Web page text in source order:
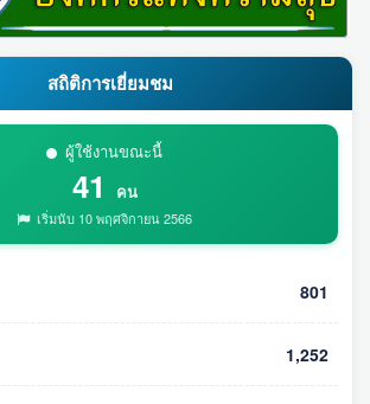
สถิติการเยี่ยมชม
ผู้ใช้งานขณะนี้
41 คน
เริ่มนับ 10 พฤศจิกายน 2566
801
1,252